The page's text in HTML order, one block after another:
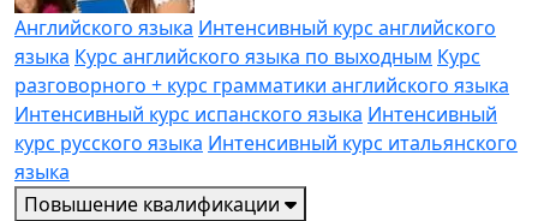
Английского языка Интенсивный курс английского
языка Курс английского языка по выходным Курс
разговорного + курс грамматики английского языка
Интенсивный курс испанского языка Интенсивный
курс русского языка Интенсивный курс итальянского
языка
Повышение квалификации